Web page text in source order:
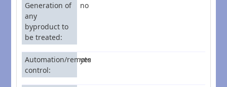
Generation of
any
byproduct to
be treated
no
Automation/remote
control
yes